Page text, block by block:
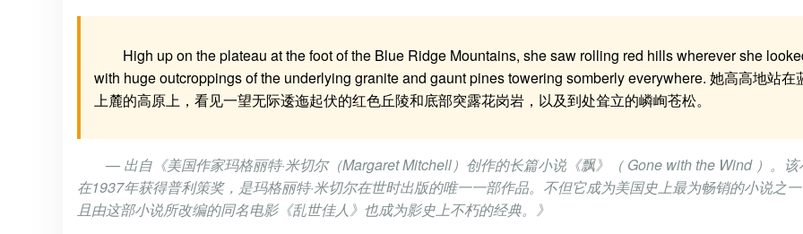
High up on the plateau at the foot of the Blue Ridge Mountains, she saw rolling red hills wherever she
with huge outcroppings of the underlying granite and gaunt pines towering somberly everywhere. 她高高地站在
上麓的高原上，看见一望无际逶迤起伏的红色丘陵和底部突露花岗岩，以及到处耸立的嶙峋苍松。
— 出自《美国作家玛格丽特·米切尔（Margaret Mitchell）创作的长篇小说《飘》（ Gone with the Wind ）。该
在1937年获得普利策奖，是玛格丽特·米切尔在世时出版的唯一一部作品。不但它成为美国史上最为畅销的小说之
且由这部小说所改编的同名电影《乱世佳人》也成为影史上不朽的经典。》